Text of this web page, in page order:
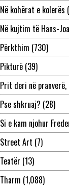
Në kohërat e kolerës
Në kujtim të Hans-
Përkthim (730)
Pikturë(39)
Prit deri në pranverë,
Pse shkruaj? (28)
Si e kam njohur
Street Art (7)
Teatër (13)
Tharm (1,088)